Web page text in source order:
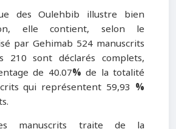
des Oulehbib illustre bien
elle contient, selon le
par Gehimab 524 manuscrits
210 sont déclarés complets,
de 40.07% de la totalité
qui représentent 59,93 %
manuscrits traite de la